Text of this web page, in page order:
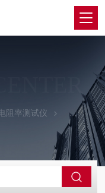
阻率测试仪 121A1-热